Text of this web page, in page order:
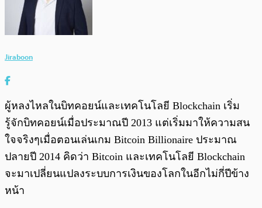
Jiraboon
ผู้หลงไหลในบิทคอยน์และเทคโนโลยี Blockchain เริ่ม
รู้จักบิทคอยน์เมื่อประมาณปี 2013 แต่เริ่มมาให้ความสน
ใจจริงๆเมื่อตอนเล่นเกม Bitcoin Billionaire ประมาณ
ปลายปี 2014 คิดว่า Bitcoin และเทคโนโลยี Blockchain
จะมาเปลี่ยนแปลงระบบการเงินของโลกในอีกไม่กี่ปีข้าง
หน้า